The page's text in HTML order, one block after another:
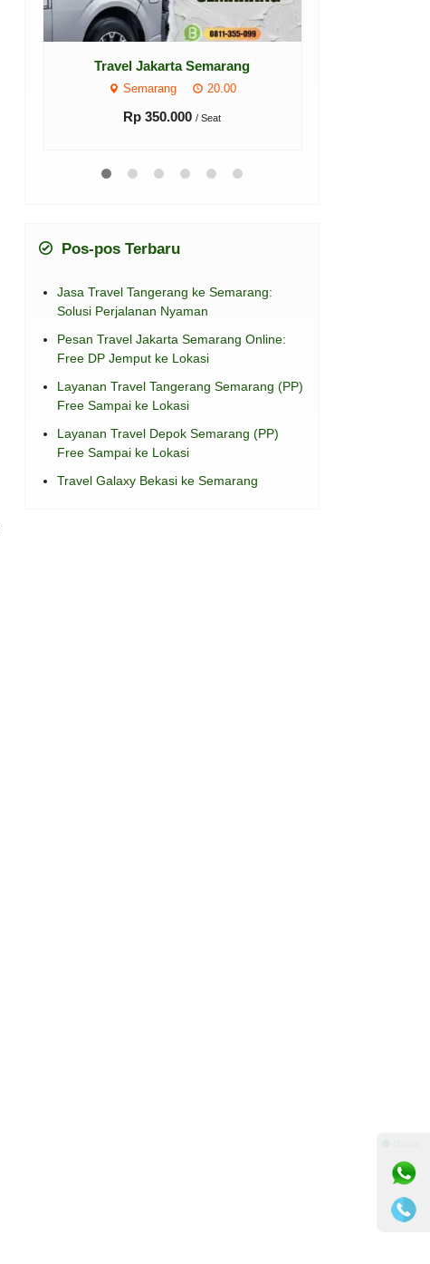
Travel Semarang Purwokerto
Purwokerto
Pos-pos Terbaru
Jasa Travel Tangerang ke Semarang:
Solusi Perjalanan Nyaman
Pesan Travel Jakarta Semarang Online:
Free DP Jemput ke Lokasi
Layanan Travel Tangerang Semarang (PP)
Free Sampai ke Lokasi
Layanan Travel Depok Semarang (PP)
Free Sampai ke Lokasi
Travel Galaxy Bekasi ke Semarang